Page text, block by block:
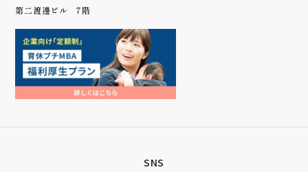
第二渡邊ビル 7階
SNS